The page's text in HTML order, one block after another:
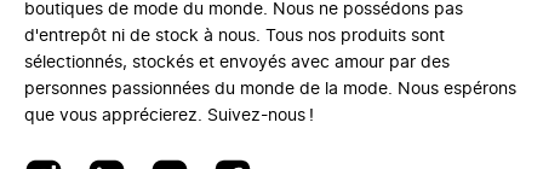
boutiques de mode du monde. Nous ne possédons pas
d'entrepôt ni de stock à nous. Tous nos produits sont
sélectionnés, stockés et envoyés avec amour par des
personnes passionnées du monde de la mode. Nous espérons
que vous apprécierez. Suivez-nous !